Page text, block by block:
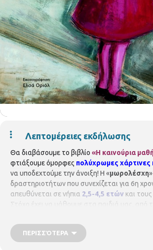
Λεπτομέρειες εκδήλωσης
Θα διαβάσουμε το βιβλίο «Η καινούρια
φτιάξουμε όμορφες πολύχρωμες χάρτινες
να υποδεχτούμε την άνοιξη! Η «μωρολέσχη
δραστηριοτήτων που συνεχίζεται για 6η
απευθύνεται σε νήπια 2,5-4,5 ετών και
Στόχο έχει να μάθουμε στα παιδιά μας, από
χώρο της βιβλιοθήκης. Η δράση
παραμυθιού και μία μικρή κατασκευή όπου οι
ΠΕΡΙΣΣΌΤΕΡΑ